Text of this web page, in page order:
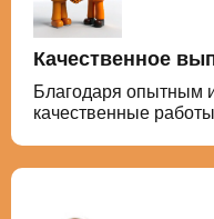
Качественное
Благодаря опытным
качественные